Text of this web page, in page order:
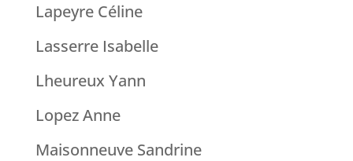
Lapeyre Céline
Lasserre Isabelle
Lheureux Yann
Lopez Anne
Maisonneuve Sandrine